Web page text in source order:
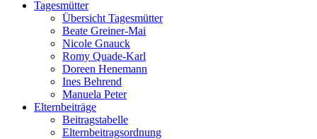
Tagesmütter
Übersicht Tagesmütter
Beate Greiner-Mai
Nicole Gnauck
Romy Quade-Karl
Doreen Henemann
Ines Behrend
Manuela Peter
Elternbeiträge
Beitragstabelle
Elternbeitragsordnung